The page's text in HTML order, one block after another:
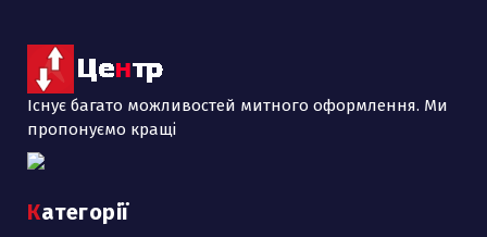
Існує багато можливостей митного оформлення. Ми
пропонуємо кращі
Категорії